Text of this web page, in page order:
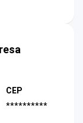
CEP
**********